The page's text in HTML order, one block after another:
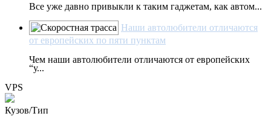
Все уже давно привыкли к таким гаджетам, как автом...
Наши автолюбители отличаются
от европейских по пяти пунктам
Чем наши автолюбители отличаются от европейских
“у...
VPS
Кузов/Тип